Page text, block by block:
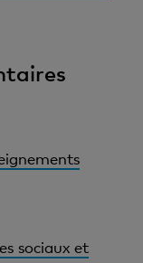
sociaux et